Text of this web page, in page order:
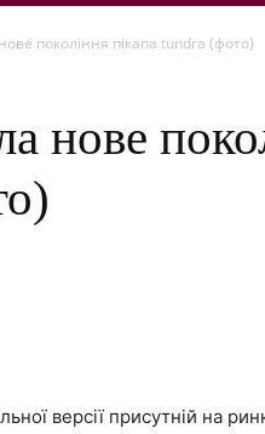
покоління пікапа tundra (фото)
нове
версії присутній на